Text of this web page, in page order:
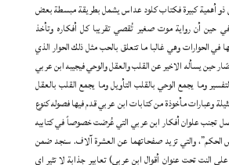
ذو أهمية كبيرة فكتاب كلود عداس يشمل بطريقة مبسطة بعض
حين أن رواية موت صغير تُقصي تقريبا كل أفكاره وتأخذ
في الحوارات وهي غالبا ما تتعلق بالحب مثل ذلك الحوار الذي
حين يسأله الاخير عن القلب والعقل والوحي فيجيبه ابن عربي
وما يجمع الوحي بالقلب التأويل وما يجمع القلب بالعقل
وعبارات مأخوذة من كتابات ابن عربي قدم فيها فصوله كنوع
تجنب علوان أفكار ابن عربي التي عُرضت خصوصاً في كتابيه
الحكم”، والتي تزيد صفحاتهما عن العشرة آلاف. سنجد ضمن
على النت تحت عنوان أقوال ابن عربي) تعابير جذابة لا تثير اي